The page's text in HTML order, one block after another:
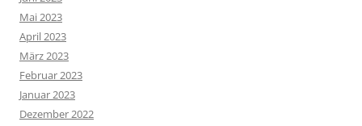
Mai 2023
April 2023
März 2023
Februar 2023
Januar 2023
Dezember 2022